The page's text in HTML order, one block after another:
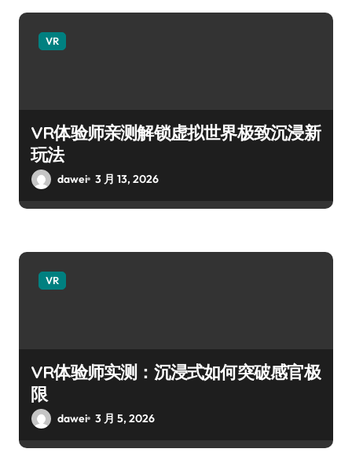
VR
VR体验师亲测解锁虚拟世界极致沉浸新
玩法
dawei 3 月 13, 2026
VR
VR体验师实测：沉浸式如何突破感官极
限
dawei 3 月 5, 2026